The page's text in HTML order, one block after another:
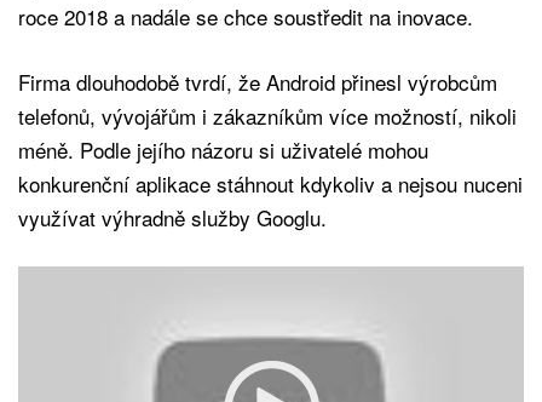
roce 2018 a nadále se chce soustředit na inovace.
Firma dlouhodobě tvrdí, že Android přinesl výrobcům
telefonů, vývojářům i zákazníkům více možností, nikoli
méně. Podle jejího názoru si uživatelé mohou
konkurenční aplikace stáhnout kdykoliv a nejsou nuceni
využívat výhradně služby Googlu.